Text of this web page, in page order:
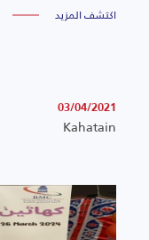
اكتشف المزيد
03/04/2021
Kahatain